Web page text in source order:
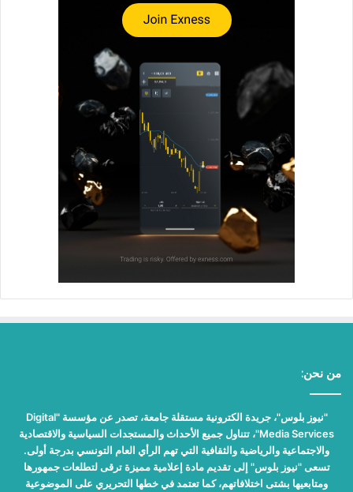
من نحن:
"نيوز بلوس"، جريدة الكترونية مستقلة جامعة، تصدر عن مؤسسة "Digital
Media Services"، تتناول جميع الأحداث والمستجدات السياسية والاقتصادية
والاجتماعية والرياضية والثقافية التي تهم الرأي العام التونسي بدرجة أولى.
تسعى "نيوز بلوس" إلى تقديم مادة إعلامية مميزة ترقى لتطلعات جمهورها
ومتابعيها بشتى اختلافاتهم، كما تعتمد في خطها التحريري على الموضوعية